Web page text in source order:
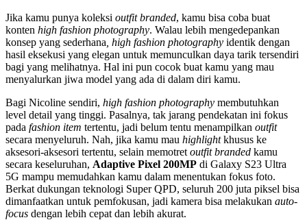
Jika kamu punya koleksi outfit branded, kamu bisa coba buat
konten high fashion photography. Walau lebih mengedepankan
konsep yang sederhana , high fashion photography identik dengan
hasil eksekusi yang elegan untuk memunculkan daya tarik tersendiri
bagi yang melihatnya. Hal ini pun cocok buat kamu yang mau
menyalurkan jiwa model yang ada di dalam diri kamu.
Bagi Nicoline sendiri, high fashion photography membutuhkan
level detail yang tinggi. Pasalnya, tak jarang pendekatan ini fokus
pada fashion item tertentu, jadi belum tentu menampilkan outfit
secara menyeluruh. Nah, jika kamu mau highlightkhusus ke
aksesori-aksesori tertentu, selain memotret outfit branded kamu
secara keseluruhan, Adaptive Pixel 200MP di Galaxy S23 Ultra
5G mampu memudahkan kamu dalam menentukan fokus foto.
Berkat dukungan teknologi Super QPD, seluruh 200 juta piksel bisa
dimanfaatkan untuk pemfokusan, jadi kamera bisa melakukan auto-
focus dengan lebih cepat dan lebih akurat.